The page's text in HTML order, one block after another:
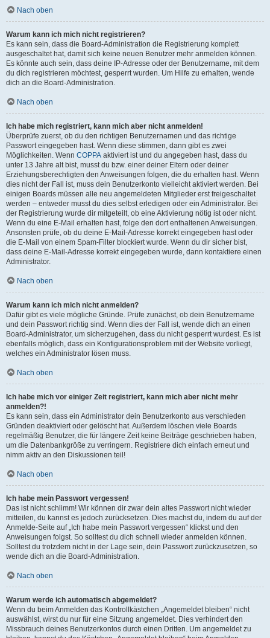
Nach oben
Warum kann ich mich nicht registrieren?
Es kann sein, dass die Board-Administration die Registrierung komplett
ausgeschaltet hat, damit sich keine neuen Benutzer mehr anmelden können.
Es könnte auch sein, dass deine IP-Adresse oder der Benutzername, mit dem
du dich registrieren möchtest, gesperrt wurden. Um Hilfe zu erhalten, wende
dich an die Board-Administration.
Nach oben
Ich habe mich registriert, kann mich aber nicht anmelden!
Überprüfe zuerst, ob du den richtigen Benutzernamen und das richtige
Passwort eingegeben hast. Wenn diese stimmen, dann gibt es zwei
Möglichkeiten. Wenn COPPA aktiviert ist und du angegeben hast, dass du
unter 13 Jahre alt bist, musst du bzw. einer deiner Eltern oder deiner
Erziehungsberechtigten den Anweisungen folgen, die du erhalten hast. Wenn
dies nicht der Fall ist, muss dein Benutzerkonto vielleicht aktiviert werden. Bei
einigen Boards müssen alle neu angemeldeten Mitglieder erst freigeschaltet
werden – entweder musst du dies selbst erledigen oder ein Administrator. Bei
der Registrierung wurde dir mitgeteilt, ob eine Aktivierung nötig ist oder nicht.
Wenn du eine E-Mail erhalten hast, folge den dort enthaltenen Anweisungen.
Ansonsten prüfe, ob du deine E-Mail-Adresse korrekt eingegeben hast oder
die E-Mail von einem Spam-Filter blockiert wurde. Wenn du dir sicher bist,
dass deine E-Mail-Adresse korrekt eingegeben wurde, dann kontaktiere einen
Administrator.
Nach oben
Warum kann ich mich nicht anmelden?
Dafür gibt es viele mögliche Gründe. Prüfe zunächst, ob dein Benutzername
und dein Passwort richtig sind. Wenn dies der Fall ist, wende dich an einen
Board-Administrator, um sicherzugehen, dass du nicht gesperrt wurdest. Es ist
ebenfalls möglich, dass ein Konfigurationsproblem mit der Website vorliegt,
welches ein Administrator lösen muss.
Nach oben
Ich habe mich vor einiger Zeit registriert, kann mich aber nicht mehr
anmelden?!
Es kann sein, dass ein Administrator dein Benutzerkonto aus verschieden
Gründen deaktiviert oder gelöscht hat. Außerdem löschen viele Boards
regelmäßig Benutzer, die für längere Zeit keine Beiträge geschrieben haben,
um die Datenbankgröße zu verringern. Registriere dich einfach erneut und
nimm aktiv an den Diskussionen teil!
Nach oben
Ich habe mein Passwort vergessen!
Das ist nicht schlimm! Wir können dir zwar dein altes Passwort nicht wieder
mitteilen, du kannst es jedoch zurücksetzen. Dies machst du, indem du auf der
Anmelde-Seite auf „Ich habe mein Passwort vergessen“ klickst und den
Anweisungen folgst. So solltest du dich schnell wieder anmelden können.
Solltest du trotzdem nicht in der Lage sein, dein Passwort zurückzusetzen, so
wende dich an die Board-Administration.
Nach oben
Warum werde ich automatisch abgemeldet?
Wenn du beim Anmelden das Kontrollkästchen „Angemeldet bleiben“ nicht
auswählst, wirst du nur für eine Sitzung angemeldet. Dies verhindert den
Missbrauch deines Benutzerkontos durch einen Dritten. Um angemeldet zu